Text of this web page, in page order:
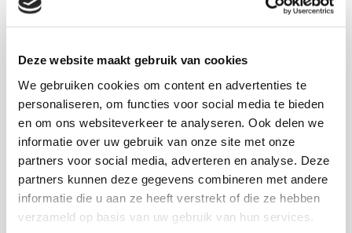
Deze website maakt gebruik van cookies
We gebruiken cookies om content en advertenties te
personaliseren, om functies voor social media te bieden
en om ons websiteverkeer te analyseren. Ook delen we
informatie over uw gebruik van onze site met onze
partners voor social media, adverteren en analyse. Deze
partners kunnen deze gegevens combineren met andere
informatie die u aan ze heeft verstrekt of die ze hebben
verzameld op basis van uw gebruik van hun services.
steeds aan. In dit rapport evalueren we de aanpak in
2012 en kijken we in het bijzonder naar de inzet van de
Download deze publicatie
Download de samenvatting van deze
publicatie